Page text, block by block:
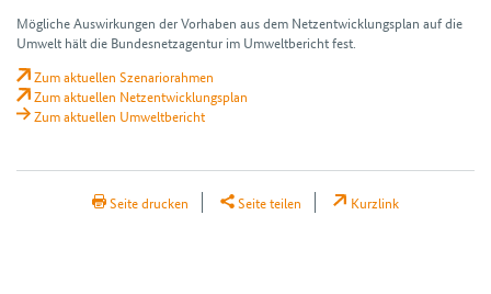
Mögliche Auswir­kungen der Vorhaben aus dem Netz­entwicklungs­plan auf die
Umwelt hält die Bundes­netz­agentur im Umwelt­bericht fest.
Zum aktuellen Szenariorahmen
Zum aktuellen Netzentwicklungsplan
Zum aktuellen Umweltbericht
Seite drucken Seite teilen Kurzlink